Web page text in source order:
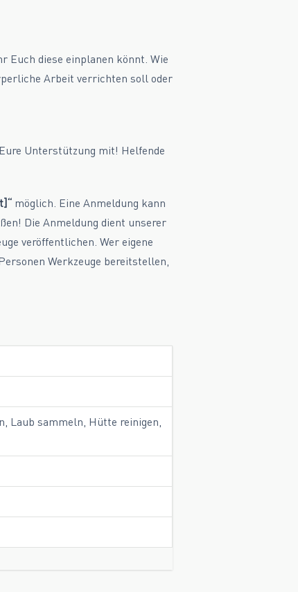
Euch diese einplanen könnt. Wie
Arbeit verrichten soll oder
Unterstützung mit! Helfende
möglich. Eine Anmeldung kann
Die Anmeldung dient unserer
veröffentlichen. Wer eigene
Werkzeuge bereitstellen,
Laub sammeln, Hütte reinigen,